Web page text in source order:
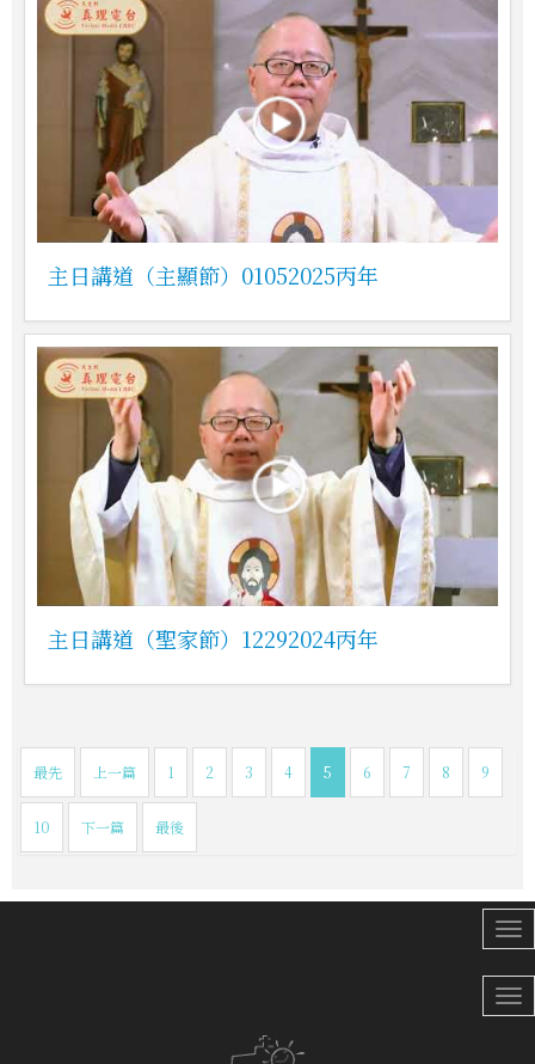
主日講道（主顯節）01052025丙年
主日講道（聖家節）12292024丙年
最先 上一篇 1 2 3 4 5 6 7 8 9
10 下一篇 最後